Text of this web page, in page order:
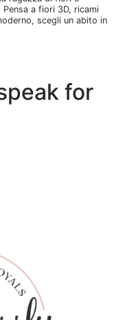
a fiori 3D, ricami
scegli un abito in
for